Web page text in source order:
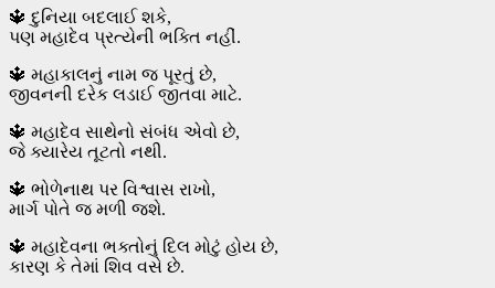
🔱 દુનિયા બદલાઈ શકે,
પણ મહાદેવ પ્રત્યેની ભક્તિ નહીં.
🔱 મહાકાલનું નામ જ પૂરતું છે,
જીવનની દરેક લડાઈ જીતવા માટે.
🔱 મહાદેવ સાથેનો સંબંધ એવો છે,
જે ક્યારેય તૂટતો નથી.
🔱 ભોળેનાથ પર વિશ્વાસ રાખો,
માર્ગ પોતે જ મળી જશે.
🔱 મહાદેવના ભક્તોનું દિલ મોટું હોય છે,
કારણ કે તેમાં શિવ વસે છે.